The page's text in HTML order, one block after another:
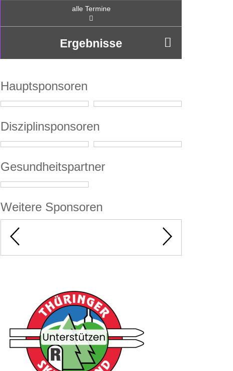
alle Termine
Ergebnisse
Hauptsponsoren
Disziplinsponsoren
Gesundheitspartner
Weitere Sponsoren